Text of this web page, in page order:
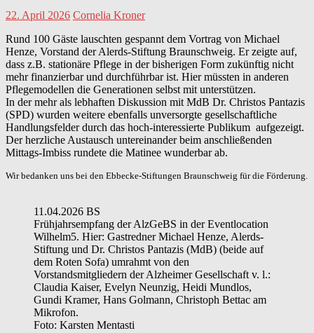
22. April 2026 Cornelia Kroner
Rund 100 Gäste lauschten gespannt dem Vortrag von Michael
Henze, Vorstand der Alerds-Stiftung Braunschweig. Er zeigte auf,
dass z.B. stationäre Pflege in der bisherigen Form zukünftig nicht
mehr finanzierbar und durchführbar ist. Hier müssten in anderen
Pflegemodellen die Generationen selbst mit unterstützen.
In der mehr als lebhaften Diskussion mit MdB Dr. Christos Pantazis
(SPD) wurden weitere ebenfalls unversorgte gesellschaftliche
Handlungsfelder durch das hoch-interessierte Publikum aufgezeigt.
Der herzliche Austausch untereinander beim anschließenden
Mittags-Imbiss rundete die Matinee wunderbar ab.
Wir bedanken uns bei den Ebbecke-Stiftungen Braunschweig für die Förderung.
11.04.2026 BS
Frühjahrsempfang der AlzGeBS in der Eventlocation
Wilhelm5. Hier: Gastredner Michael Henze, Alerds-
Stiftung und Dr. Christos Pantazis (MdB) (beide auf
dem Roten Sofa) umrahmt von den
Vorstandsmitgliedern der Alzheimer Gesellschaft v. l.:
Claudia Kaiser, Evelyn Neunzig, Heidi Mundlos,
Gundi Kramer, Hans Golmann, Christoph Bettac am
Mikrofon.
Foto: Karsten Mentasti